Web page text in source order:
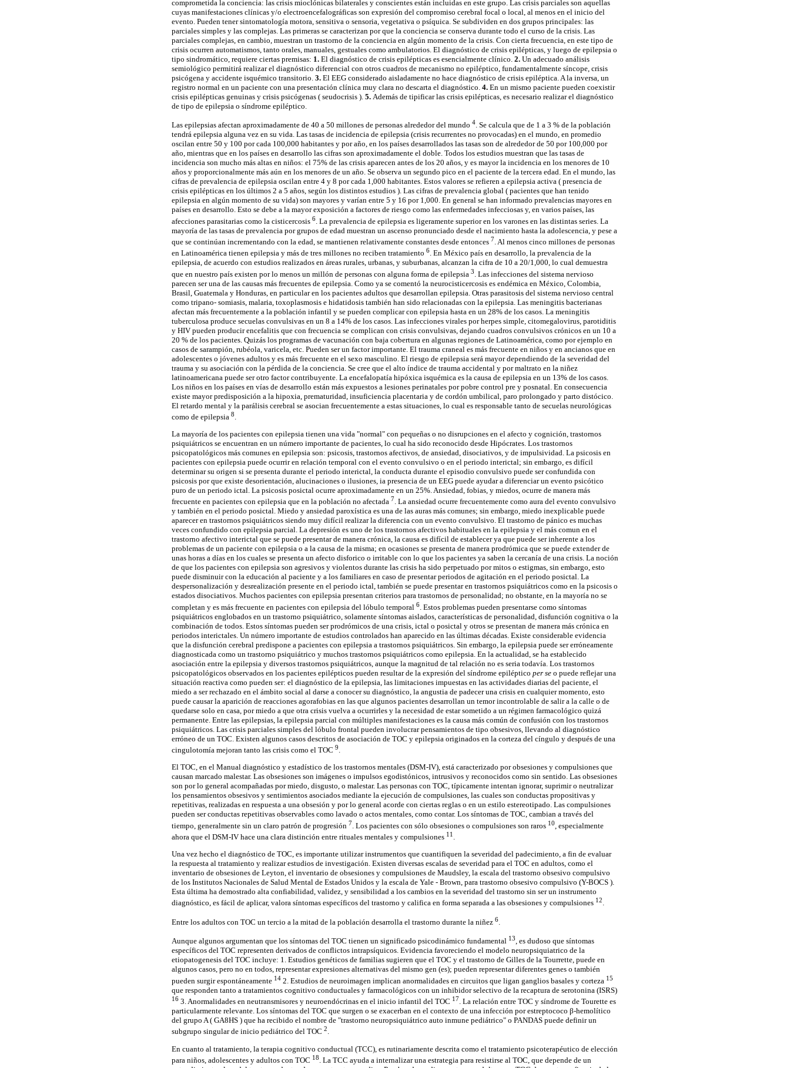
comprometida la conciencia: las crisis mioclónicas bilaterales y conscientes están incluidas en este grupo. Las crisis parciales son aquellas
cuyas manifestaciones clínicas y/o electroencefalográficas son expresión del compromiso cerebral focal o local, al menos en el inicio del
evento. Pueden tener sintomatología motora, sensitiva o sensoria, vegetativa o psíquica. Se subdividen en dos grupos principales: las
parciales simples y las complejas. Las primeras se caracterizan por que la conciencia se conserva durante todo el curso de la crisis. Las
parciales complejas, en cambio, muestran un trastorno de la conciencia en algún momento de la crisis. Con cierta frecuencia, en este tipo de
crisis ocurren automatismos, tanto orales, manuales, gestuales como ambulatorios. El diagnóstico de crisis epilépticas, y luego de epilepsia o
tipo sindromático, requiere ciertas premisas: 1. El diagnóstico de crisis epilépticas es esencialmente clínico. 2. Un adecuado análisis
semiológico permitirá realizar el diagnóstico diferencial con otros cuadros de mecanismo no epiléptico, fundamentalmente síncope, crisis
psicógena y accidente isquémico transitorio. 3. El EEG considerado aisladamente no hace diagnóstico de crisis epiléptica. A la inversa, un
registro normal en un paciente con una presentación clínica muy clara no descarta el diagnóstico. 4. En un mismo paciente pueden coexistir
crisis epilépticas genuinas y crisis psicógenas ( seudocrisis ). 5. Además de tipificar las crisis epilépticas, es necesario realizar el diagnóstico
de tipo de epilepsia o síndrome epiléptico.
Las epilepsias afectan aproximadamente de 40 a 50 millones de personas alrededor del mundo 4. Se calcula que de 1 a 3 % de la población
tendrá epilepsia alguna vez en su vida. Las tasas de incidencia de epilepsia (crisis recurrentes no provocadas) en el mundo, en promedio
oscilan entre 50 y 100 por cada 100,000 habitantes y por año, en los países desarrollados las tasas son de alrededor de 50 por 100,000 por
año, mientras que en los países en desarrollo las cifras son aproximadamente el doble. Todos los estudios muestran que las tasas de
incidencia son mucho más altas en niños: el 75% de las crisis aparecen antes de los 20 años, y es mayor la incidencia en los menores de 10
años y proporcionalmente más aún en los menores de un año. Se observa un segundo pico en el paciente de la tercera edad. En el mundo, las
cifras de prevalencia de epilepsia oscilan entre 4 y 8 por cada 1,000 habitantes. Estos valores se refieren a epilepsia activa ( presencia de
crisis epilépticas en los últimos 2 a 5 años, según los distintos estudios ). Las cifras de prevalencia global ( pacientes que han tenido
epilepsia en algún momento de su vida) son mayores y varían entre 5 y 16 por 1,000. En general se han informado prevalencias mayores en
países en desarrollo. Esto se debe a la mayor exposición a factores de riesgo como las enfermedades infecciosas y, en varios países, las
afecciones parasitarias como la cisticercosis 6 . La prevalencia de epilepsia es ligeramente superior en los varones en las distintas series. La
mayoría de las tasas de prevalencia por grupos de edad muestran un ascenso pronunciado desde el nacimiento hasta la adolescencia, y pese a
que se continúan incrementando con la edad, se mantienen relativamente constantes desde entonces 7 . Al menos cinco millones de personas
en Latinoamérica tienen epilepsia y más de tres millones no reciben tratamiento 6. En México país en desarrollo, la prevalencia de la
epilepsia, de acuerdo con estudios realizados en áreas rurales, urbanas, y suburbanas, alcanzan la cifra de 10 a 20/1,000, lo cual demuestra
que en nuestro país existen por lo menos un millón de personas con alguna forma de epilepsia 3 . Las infecciones del sistema nervioso
parecen ser una de las causas más frecuentes de epilepsia. Como ya se comentó la neurocisticercosis es endémica en México, Colombia,
Brasil, Guatemala y Honduras, en particular en los pacientes adultos que desarrollan epilepsia. Otras parasitosis del sistema nervioso central
como tripano- somiasis, malaria, toxoplasmosis e hidatidosis también han sido relacionadas con la epilepsia. Las meningitis bacterianas
afectan más frecuentemente a la población infantil y se pueden complicar con epilepsia hasta en un 28% de los casos. La meningitis
tuberculosa produce secuelas convulsivas en un 8 a 14% de los casos. Las infecciones virales por herpes simple, citomegalovirus, parotiditis
y HIV pueden producir encefalitis que con frecuencia se complican con crisis convulsivas, dejando cuadros convulsivos crónicos en un 10 a
20 % de los pacientes. Quizás los programas de vacunación con baja cobertura en algunas regiones de Latinoamérica, como por ejemplo en
casos de sarampión, rubéola, varicela, etc. Pueden ser un factor importante. El trauma craneal es más frecuente en niños y en ancianos que en
adolescentes o jóvenes adultos y es más frecuente en el sexo masculino. El riesgo de epilepsia será mayor dependiendo de la severidad del
trauma y su asociación con la pérdida de la conciencia. Se cree que el alto índice de trauma accidental y por maltrato en la niñez
latinoamericana puede ser otro factor contribuyente. La encefalopatía hipóxica isquémica es la causa de epilepsia en un 13% de los casos.
Los niños en los países en vías de desarrollo están más expuestos a lesiones perinatales por pobre control pre y posnatal. En consecuencia
existe mayor predisposición a la hipoxia, prematuridad, insuficiencia placentaria y de cordón umbilical, paro prolongado y parto distócico.
El retardo mental y la parálisis cerebral se asocian frecuentemente a estas situaciones, lo cual es responsable tanto de secuelas neurológicas
como de epilepsia 8
La mayoría de los pacientes con epilepsia tienen una vida "normal" con pequeñas o no disrupciones en el afecto y cognición, trastornos
psiquiátricos se encuentran en un número importante de pacientes, lo cual ha sido reconocido desde Hipócrates. Los trastornos
psicopatológicos más comunes en epilepsia son: psicosis, trastornos afectivos, de ansiedad, disociativos, y de impulsividad. La psicosis en
pacientes con epilepsia puede ocurrir en relación temporal con el evento convulsivo o en el periodo interictal; sin embargo, es difícil
determinar su origen si se presenta durante el periodo interictal, la conducta durante el episodio convulsivo puede ser confundida con
psicosis por que existe desorientación, alucinaciones o ilusiones, ia presencia de un EEG puede ayudar a diferenciar un evento psicótico
puro de un periodo ictal. La psicosis posictal ocurre aproximadamente en un 25%. Ansiedad, fobias, y miedos, ocurre de manera más
frecuente en pacientes con epilepsia que en la población no afectada 7. La ansiedad ocurre frecuentemente como aura del evento convulsivo
y también en el periodo posictal. Miedo y ansiedad paroxística es una de las auras más comunes; sin embargo, miedo inexplicable puede
aparecer en trastornos psiquiátricos siendo muy difícil realizar la diferencia con un evento convulsivo. El trastorno de pánico es muchas
veces confundido con epilepsia parcial. La depresión es uno de los trastornos afectivos habituales en la epilepsia y el más comun en el
trastorno afectivo interictal que se puede presentar de manera crónica, la causa es difícil de establecer ya que puede ser inherente a los
problemas de un paciente con epilepsia o a la causa de la misma; en ocasiones se presenta de manera prodrómica que se puede extender de
unas horas a días en los cuales se presenta un afecto disforico o irritable con lo que los pacientes ya saben la cercanía de una crisis. La noción
de que los pacientes con epilepsia son agresivos y violentos durante las crisis ha sido perpetuado por mitos o estigmas, sin embargo, esto
puede disminuir con la educación al paciente y a los familiares en caso de presentar periodos de agitación en el periodo posictal. La
despersonalización y desrealización presente en el periodo ictal, también se puede presentar en trastornos psiquiátricos como en la psicosis o
estados disociativos. Muchos pacientes con epilepsia presentan criterios para trastornos de personalidad; no obstante, en la mayoría no se
completan y es más frecuente en pacientes con epilepsia del lóbulo temporal 6 . Estos problemas pueden presentarse como síntomas
psiquiátricos englobados en un trastorno psiquiátrico, solamente síntomas aislados, características de personalidad, disfunción cognitiva o la
combinación de todos. Estos síntomas pueden ser prodrómicos de una crisis, ictal o posictal y otros se presentan de manera más crónica en
periodos interictales. Un número importante de estudios controlados han aparecido en las últimas décadas. Existe considerable evidencia
que la disfunción cerebral predispone a pacientes con epilepsia a trastornos psiquiátricos. Sin embargo, la epilepsia puede ser erróneamente
diagnosticada como un trastorno psiquiátrico y muchos trastornos psiquiátricos como epilepsia. En la actualidad, se ha establecido
asociación entre la epilepsia y diversos trastornos psiquiátricos, aunque la magnitud de tal relación no es seria todavía. Los trastornos
psicopatológicos observados en los pacientes epilépticos pueden resultar de la expresión del síndrome epiléptico per se o puede reflejar una
situación reactiva como pueden ser: el diagnóstico de la epilepsia, las limitaciones impuestas en las actividades diarias del paciente, el
miedo a ser rechazado en el ámbito social al darse a conocer su diagnóstico, la angustia de padecer una crisis en cualquier momento, esto
puede causar la aparición de reacciones agorafobias en las que algunos pacientes desarrollan un temor incontrolable de salir a la calle o de
quedarse solo en casa, por miedo a que otra crisis vuelva a ocurrirles y la necesidad de estar sometido a un régimen farmacológico quizá
permanente. Entre las epilepsias, la epilepsia parcial con múltiples manifestaciones es la causa más común de confusión con los trastornos
psiquiátricos. Las crisis parciales simples del lóbulo frontal pueden involucrar pensamientos de tipo obsesivos, llevando al diagnóstico
erróneo de un TOC. Existen algunos casos descritos de asociación de TOC y epilepsia originados en la corteza del cíngulo y después de una
cingulotomía mejoran tanto las crisis como el TOC 9.
El TOC, en el Manual diagnóstico y estadístico de los trastornos mentales (DSM-IV), está caracterizado por obsesiones y compulsiones que
causan marcado malestar. Las obsesiones son imágenes o impulsos egodistónicos, intrusivos y reconocidos como sin sentido. Las obsesiones
son por lo general acompañadas por miedo, disgusto, o malestar. Las personas con TOC, típicamente intentan ignorar, suprimir o neutralizar
los pensamientos obsesivos y sentimientos asociados mediante la ejecución de compulsiones, las cuales son conductas propositivas y
repetitivas, realizadas en respuesta a una obsesión y por lo general acorde con ciertas reglas o en un estilo estereotipado. Las compulsiones
pueden ser conductas repetitivas observables como lavado o actos mentales, como contar. Los síntomas de TOC, cambian a través del
tiempo, generalmente sin un claro patrón de progresión 7 . Los pacientes con sólo obsesiones o compulsiones son raros 10 , especialmente
ahora que el DSM-IV hace una clara distinción entre rituales mentales y compulsiones 11
Una vez hecho el diagnóstico de TOC, es importante utilizar instrumentos que cuantifiquen la severidad del padecimiento, a fin de evaluar
la respuesta al tratamiento y realizar estudios de investigación. Existen diversas escalas de severidad para el TOC en adultos, como el
inventario de obsesiones de Leyton, el inventario de obsesiones y compulsiones de Maudsley, la escala del trastorno obsesivo compulsivo
de los Institutos Nacionales de Salud Mental de Estados Unidos y la escala de Yale - Brown, para trastorno obsesivo compulsivo (Y-BOCS ).
Esta última ha demostrado alta confiabilidad, validez, y sensibilidad a los cambios en la severidad del trastorno sin ser un instrumento
diagnóstico, es fácil de aplicar, valora síntomas específicos del trastorno y califica en forma separada a las obsesiones y compulsiones 12.
Entre los adultos con TOC un tercio a la mitad de la población desarrolla el trastorno durante la niñez 6
Aunque algunos argumentan que los síntomas del TOC tienen un significado psicodinámico fundamental 13, es dudoso que síntomas
específicos del TOC representen derivados de conflictos intrapsíquicos. Evidencia favoreciendo el modelo neuropsiquiatrico de la
etiopatogenesis del TOC incluye: 1. Estudios genéticos de familias sugieren que el TOC y el trastorno de Gilles de la Tourrette, puede en
algunos casos, pero no en todos, representar expresiones alternativas del mismo gen (es); pueden representar diferentes genes o también
pueden surgir espontáneamente 14 2. Estudios de neuroimagen implican anormalidades en circuitos que ligan ganglios basales y corteza 15
que responden tanto a tratamientos cognitivo conductuales y farmacológicos con un inhibidor selectivo de la recaptura de serotonina (ISRS)
16 3. Anormalidades en neutransmisores y neuroendócrinas en el inicio infantil del TOC 17. La relación entre TOC y síndrome de Tourette es
particularmente relevante. Los síntomas del TOC que surgen o se exacerban en el contexto de una infección por estreptococo β-hemolítico
del grupo A ( GA8HS ) que ha recibido el nombre de "trastorno neuropsiquiátrico auto inmune pediátrico" o PANDAS puede definir un
subgrupo singular de inicio pediátrico del TOC 2.
En cuanto al tratamiento, la terapia cognitivo conductual (TCC), es rutinariamente descrita como el tratamiento psicoterapéutico de elección
para niños, adolescentes y adultos con TOC 18 . La TCC ayuda a internalizar una estrategia para resistirse al TOC, que depende de un